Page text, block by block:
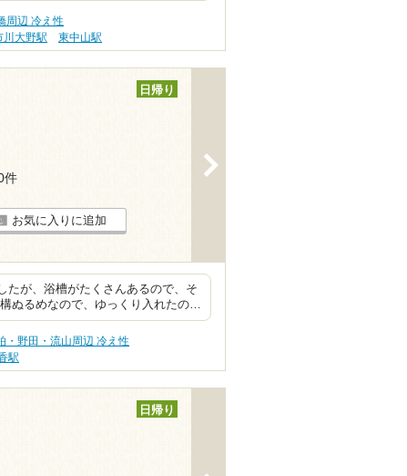
周辺 冷え性
川大野駅 東中山駅
日帰り
件
お気に入りに追加
たが、浴槽がたくさんあるので、そ
ぬるめなので、ゆっくり入れたの…
・野田・流山周辺 冷え性
駅
日帰り